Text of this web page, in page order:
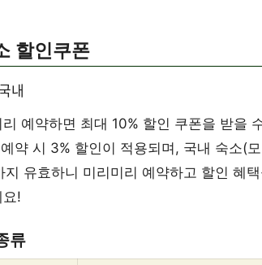
할인쿠폰
예약하면 최대 10% 할인 쿠폰을 받을
약 시 3% 할인이 적용되며, 국내 숙소(
지 유효하니 미리미리 예약하고 할인 혜
!
류